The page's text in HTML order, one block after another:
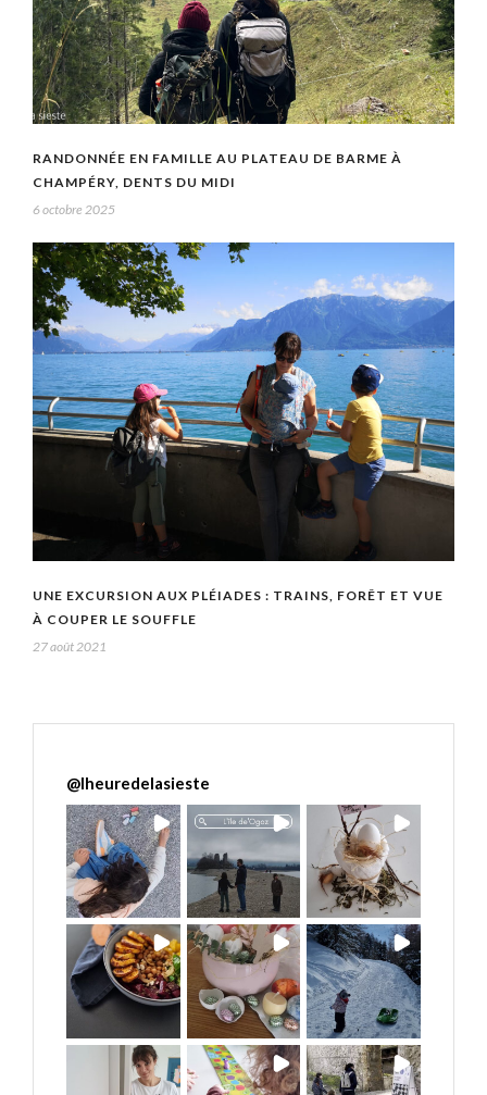
RANDONNÉE EN FAMILLE AU PLATEAU DE BARME À
CHAMPÉRY, DENTS DU MIDI
6 octobre 2025
UNE EXCURSION AUX PLÉIADES : TRAINS, FORÊT ET VUE
À COUPER LE SOUFFLE
27 août 2021
@lheuredelasieste